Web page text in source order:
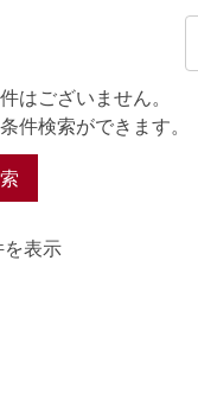
はございません。
件検索ができます。
表示